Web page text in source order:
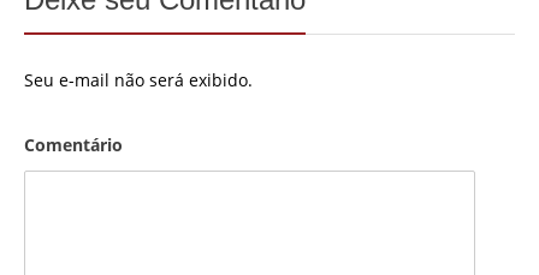
Seu e-mail não será exibido.
Comentário